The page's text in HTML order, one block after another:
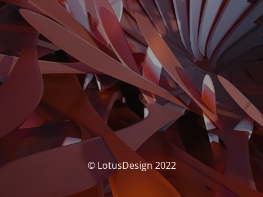
© LotusDesign 2022